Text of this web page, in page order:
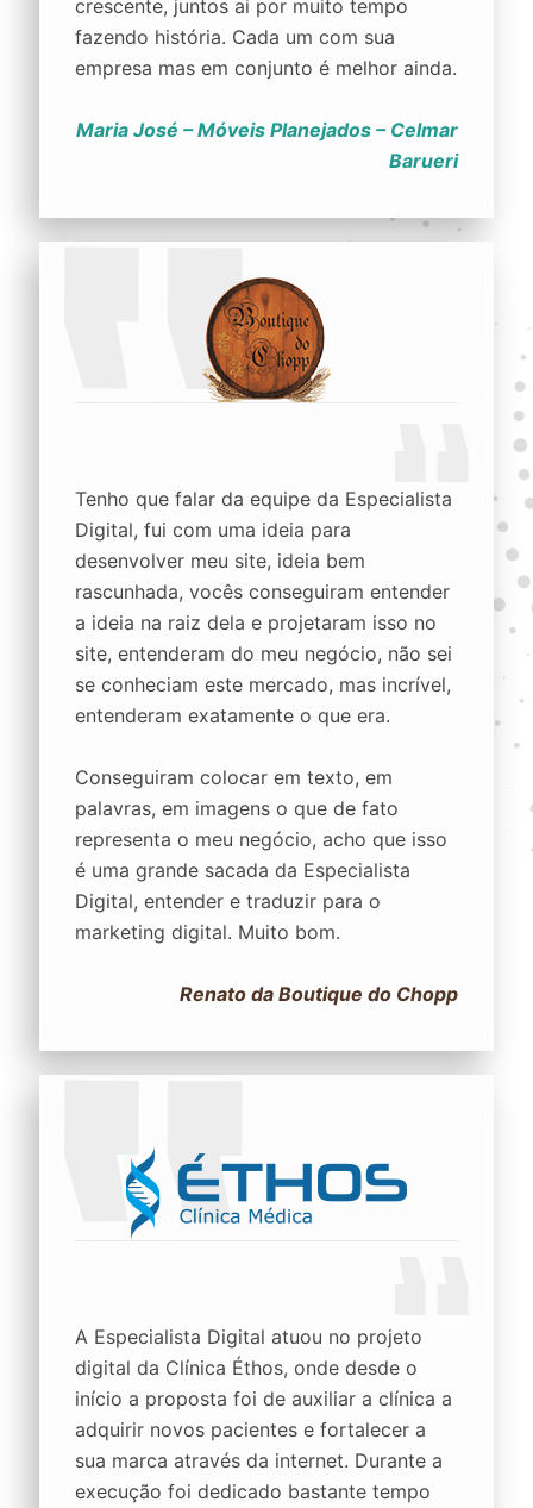
crescente, juntos ai por muito tempo
fazendo história. Cada um com sua
empresa mas em conjunto é melhor ainda.
Maria José – Móveis Planejados – Celmar
Barueri
Tenho que falar da equipe da Especialista
Digital, fui com uma ideia para
desenvolver meu site, ideia bem
rascunhada, vocês conseguiram entender
a ideia na raiz dela e projetaram isso no
site, entenderam do meu negócio, não sei
se conheciam este mercado, mas incrível,
entenderam exatamente o que era.
Conseguiram colocar em texto, em
palavras, em imagens o que de fato
representa o meu negócio, acho que isso
é uma grande sacada da Especialista
Digital, entender e traduzir para o
marketing digital. Muito bom.
Renato da Boutique do Chopp
A Especialista Digital atuou no projeto
digital da Clínica Éthos, onde desde o
início a proposta foi de auxiliar a clínica a
adquirir novos pacientes e fortalecer a
sua marca através da internet. Durante a
execução foi dedicado bastante tempo